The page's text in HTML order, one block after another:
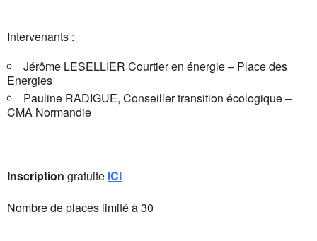
Intervenants :
Jérôme LESELLIER Courtier en énergie – Place des
Energies
Pauline RADIGUE, Conseiller transition écologique –
CMA Normandie
Inscription gratuite ICI
Nombre de places limité à 30